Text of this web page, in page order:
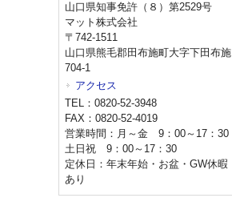
山口県知事免許（８）第2529号
マット株式会社
〒742-1511
山口県熊毛郡田布施町大字下田布施
704-1
アクセス
TEL：0820-52-3948
FAX：0820-52-4019
営業時間：月～金 9：00～17：30
土日祝 9：00～17：30
定休日：年末年始・お盆・GW休暇
あり